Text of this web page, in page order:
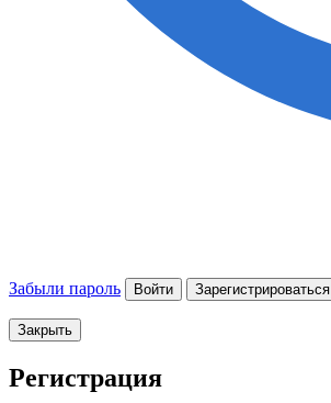
Забыли пароль Войти Зарегистрироваться
Закрыть
Регистрация